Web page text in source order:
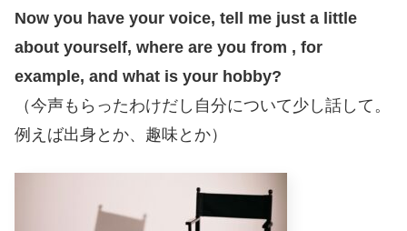
Now you have your voice, tell me just a little
about yourself, where are you from , for
example, and what is your hobby?
（今声もらったわけだし自分について少し話して。
例えば出身とか、趣味とか）